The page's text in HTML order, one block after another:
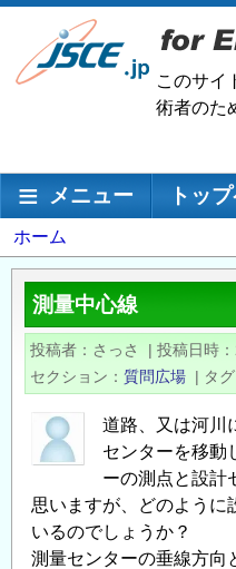
メ
ン
移
このサイ
術者のた
メインナビゲーション
メニュー トッ
パ
ン
く
ず
ホーム
測量中心線
投稿者 さっさ | 投稿日時
セクション
質問広場 | タグ
道路、又は河川
センターを移動
ーの測点と設計
思いますが、どのように
いるのでしょうか？
測量センターの垂線方向